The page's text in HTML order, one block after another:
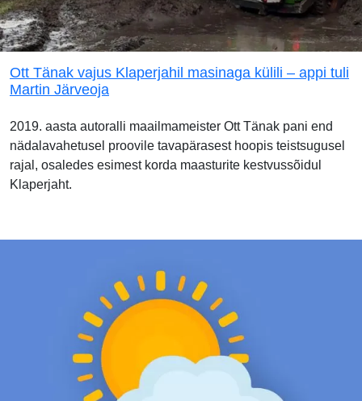
Ott Tänak vajus Klaperjahil masinaga külili – appi tuli
Martin Järveoja
2019. aasta autoralli maailmameister Ott Tänak pani end
nädalavahetusel proovile tavapärasest hoopis teistsugusel
rajal, osaledes esimest korda maasturite kestvussõidul
Klaperjaht.